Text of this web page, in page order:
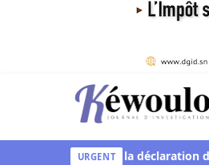
Aller au contenu
Kéwoulo, le premier
URGENT
secrets et de la déclaration de